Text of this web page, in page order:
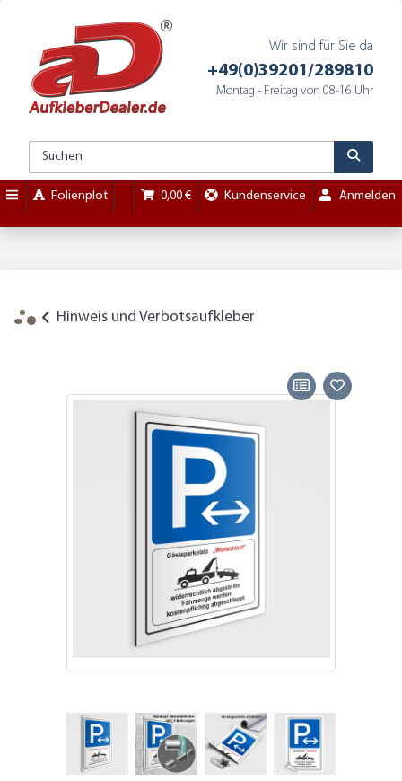
Wir sind für Sie da
+49(0)39201/289810
Montag - Freitag von 08-16 Uhr
Folienplot 0,00 € Kundenservice Anmelden
Hinweis und Verbotsaufkleber